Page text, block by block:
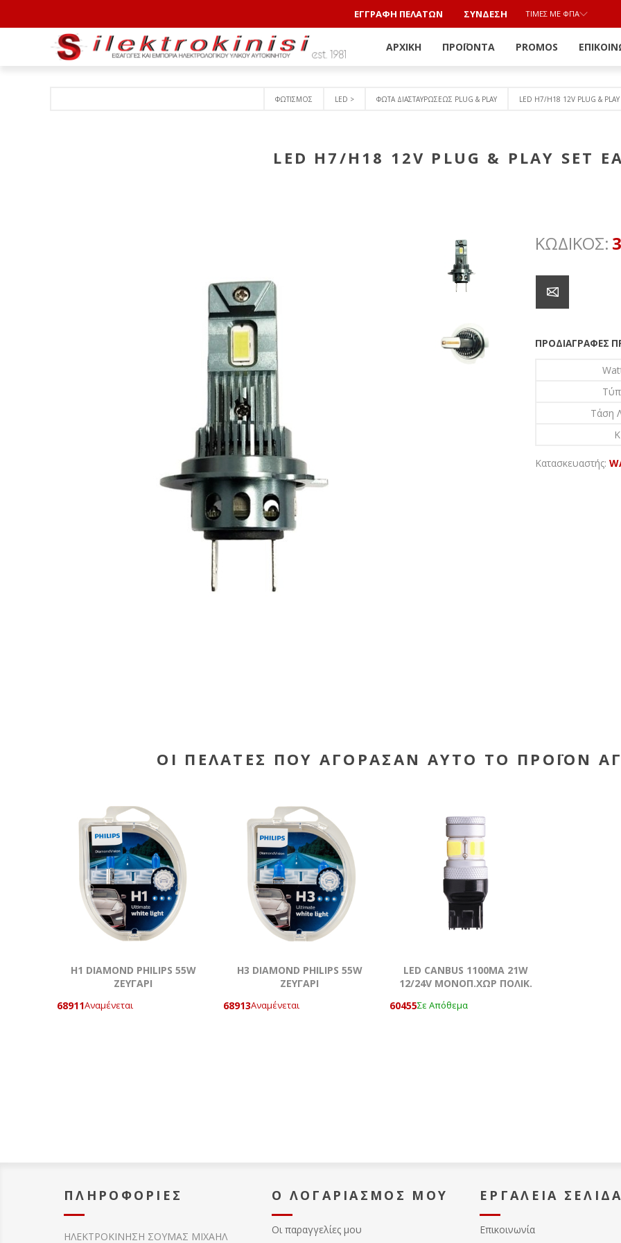
ΕΓΓΡΑΦΗ ΠΕΛΑΤΩΝ ΣΎΝΔΕΣΗ ΤΙΜΈΣ ΜΕ ΦΠΑ
ΑΡΧΙΚΉ ΠΡΟΪΌΝΤΑ PROMOS
ΦΩΤΙΣΜΟΣ LED > ΦΩΤΑ ΔΙΑΣΤΑΥΡΩΣΕΩΣ PLUG & PLAY LED H7/Η18 12V PLUG & PLAY
LED H7/Η18 12V PLUG & PLAY SET
ΚΩΔΙΚΟΣ:
ΠΡΟΔΙΑΓΡΑΦΈΣ
Τάση
Κατασκευαστής:
ΟΙ ΠΕΛΆΤΕΣ ΠΟΥ ΑΓΌΡΑΣΑΝ ΑΥΤΌ ΤΟ ΠΡΟΪΌΝ
H1 DIAMOND PHILIPS 55W
ΖΕΥΓΑΡΙ
68911Αναμένεται
H3 DIAMOND PHILIPS 55W
ΖΕΥΓΑΡΙ
68913Αναμένεται
LED CANBUS 1100MA 21W
12/24V ΜΟΝΟΠ.ΧΩΡ ΠΟΛΙΚ.
60455Σε Απόθεμα
ΠΛΗΡΟΦΟΡΊΕΣ
ΗΛΕΚΤΡΟΚΙΝΗΣΗ ΣΟΥΜΑΣ MIXAHΛ
Ο ΛΟΓΑΡΙΑΣΜΌΣ ΜΟΥ
Οι παραγγελίες μου
ΕΡΓΑΛΕΊΑ
Επικοινωνία